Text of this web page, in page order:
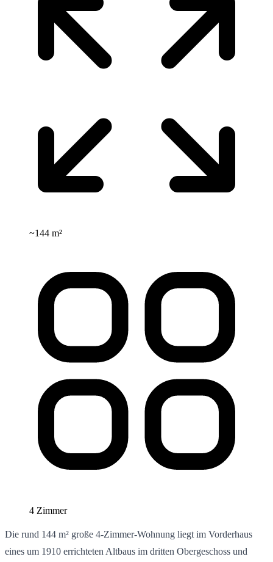
~144 m²
4 Zimmer
Die rund 144 m² große 4-Zimmer-Wohnung liegt im Vorderhaus
eines um 1910 errichteten Altbaus im dritten Obergeschoss und